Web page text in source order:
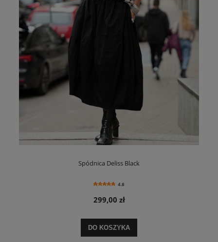
Spódnica Deliss Black
4.8
299,00 zł
DO KOSZYKA